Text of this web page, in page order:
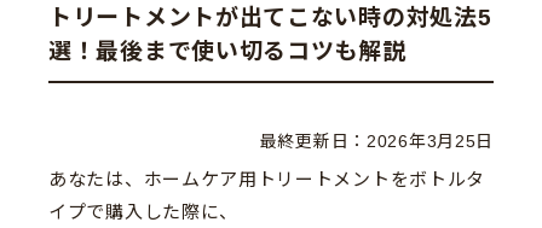
トリートメントが出てこない時の対処法5
選！最後まで使い切るコツも解説
最終更新日： 2026年3月25日
あなたは、ホームケア用トリートメントをボトルタ
イプで購入した際に、